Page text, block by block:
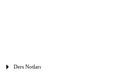
Ders Notları